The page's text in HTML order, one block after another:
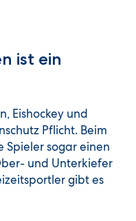
ist ein
Eishockey und
Pflicht. Beim
Spieler sogar einen
und Unterkiefer
gibt es